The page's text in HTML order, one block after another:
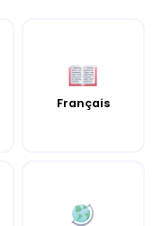
Français